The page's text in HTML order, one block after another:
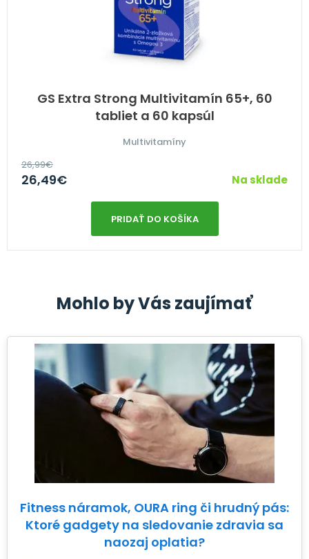
GS Extra Strong Multivitamín 65+, 60
tabliet a 60 kapsúl
Multivitamíny
26,99€
26,49€ Na sklade
PRIDAŤ DO KOŠÍKA
Mohlo by Vás zaujímať
Fitness náramok, OURA ring či hrudný pás:
Ktoré gadgety na sledovanie zdravia sa
naozaj oplatia?